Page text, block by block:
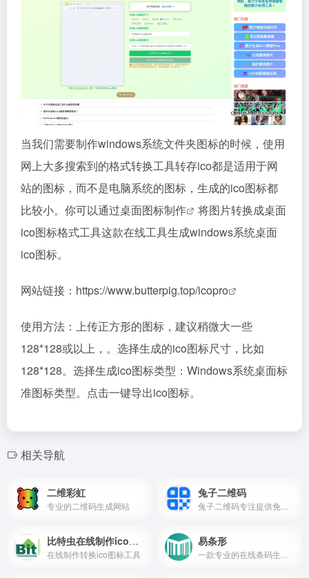
当我们需要制作windows系统文件夹图标的时候，使用
网上大多搜索到的格式转换工具转存ico都是适用于网
站的图标，而不是电脑系统的图标，生成的ico图标都
比较小。你可以通过桌面图标制作
将图片转换成桌面
ico图标格式工具这款在线工具生成windows系统桌面
ico图标。
网站链接： https://www.butterpig.top/icopro
使用方法：上传正方形的图标，建议稍微大一些
128*128或以上，。选择生成的ico图标尺寸，比如
128*128。选择生成ico图标类型：Windows系统桌面标
准图标类型。点击一键导出ico图标。
相关导航
二维彩虹
专业的二维码生成网站
兔子二维码
比特虫在线制作ico图标
在线制作转换ico图标工具
易条形